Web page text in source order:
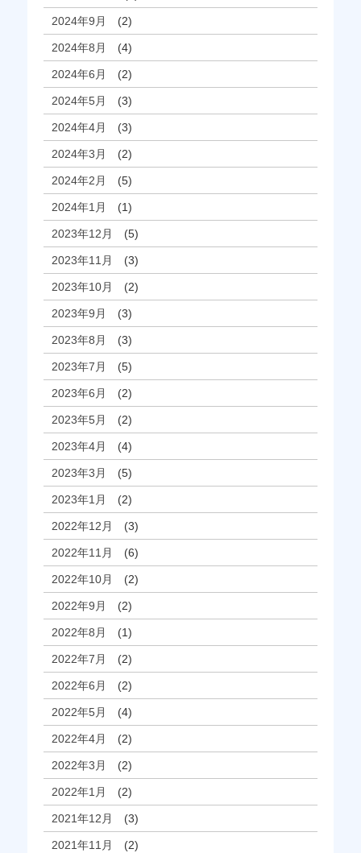
2024年9月 (2)
2024年8月 (4)
2024年6月 (2)
2024年5月 (3)
2024年4月 (3)
2024年3月 (2)
2024年2月 (5)
2024年1月 (1)
2023年12月 (5)
2023年11月 (3)
2023年10月 (2)
2023年9月 (3)
2023年8月 (3)
2023年7月 (5)
2023年6月 (2)
2023年5月 (2)
2023年4月 (4)
2023年3月 (5)
2023年1月 (2)
2022年12月 (3)
2022年11月 (6)
2022年10月 (2)
2022年9月 (2)
2022年8月 (1)
2022年7月 (2)
2022年6月 (2)
2022年5月 (4)
2022年4月 (2)
2022年3月 (2)
2022年1月 (2)
2021年12月 (3)
2021年11月 (2)